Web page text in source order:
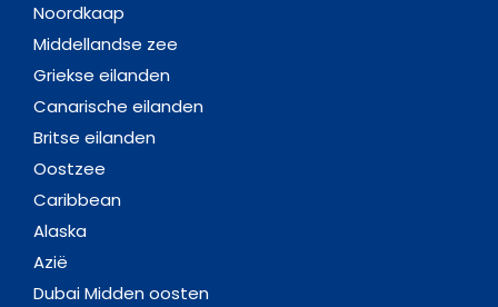
Noordkaap
Middellandse zee
Griekse eilanden
Canarische eilanden
Britse eilanden
Oostzee
Caribbean
Alaska
Azië
Dubai Midden oosten